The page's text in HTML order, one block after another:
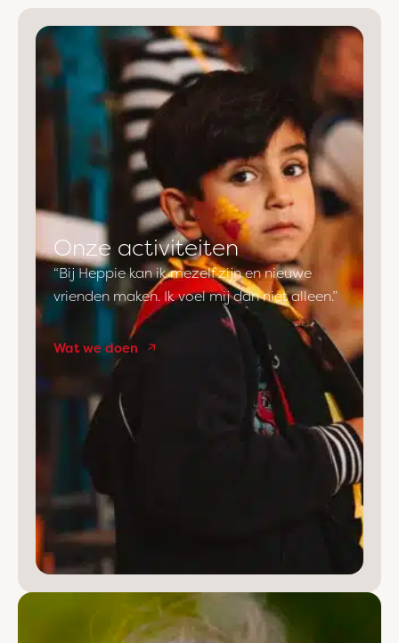
Onze activiteiten
“Bij Heppie kan ik mezelf zijn en nieuwe
vrienden maken. Ik voel mij dan niet alleen.”
Wat we doen